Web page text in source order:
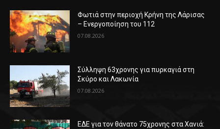
Φωτιά στην περιοχή Κρήνη της Λάρισας
– Ενεργοποίηση του 112
07.08.2026
Σύλληψη 63χρονης για πυρκαγιά στη
Σκύρο και Λακωνία
07.08.2026
ΕΔΕ για τον θάνατο 75χρονης στα Χανιά: